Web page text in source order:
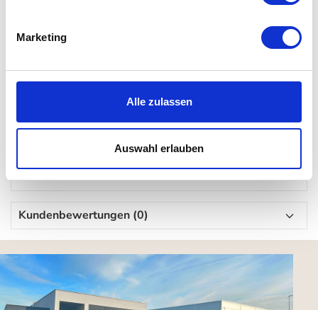
Marketing
Alle zulassen
Auswahl erlauben
Bitte beachten Sie: Bei den Lyngby Vasen kann es zu
kleinen Lufteinschüsse kommen - Bei der einen Vase
Produktion und gelten bei Marken wie Lyngby Porcelæn
Lieferumfang
Kundenbewertungen (0)